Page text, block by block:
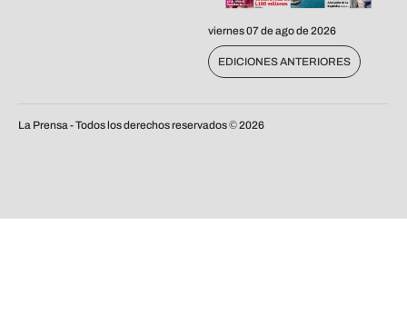
viernes 07 de ago de 2026
EDICIONES ANTERIORES
La Prensa - Todos los derechos reservados ©2026